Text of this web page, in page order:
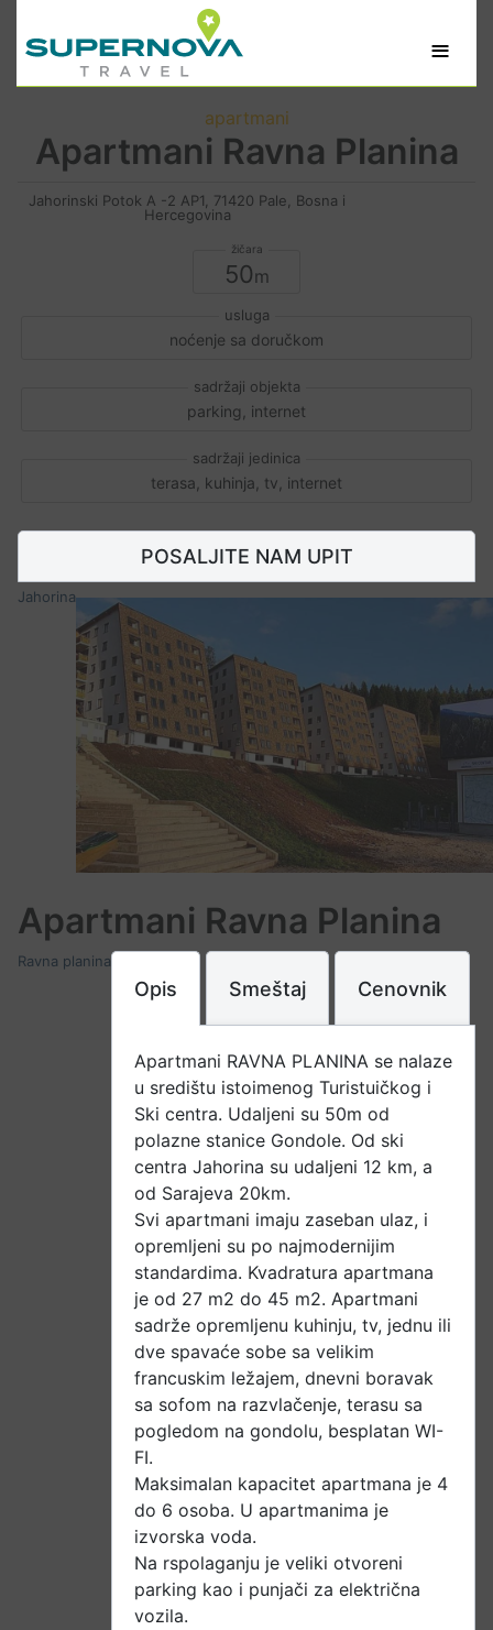
≡
apartmani
Apartmani Ravna Planina
Jahorinski Potok A -2 AP1, 71420 Pale, Bosna i
Hercegovina
50
noćenje sa doručkom
parking, internet
terasa, kuhinja, tv, internet
POSALJITE NAM UPIT
Jahorina
Apartmani Ravna Planina
Ravna planina
Opis Smeštaj Cenovnik
Apartmani RAVNA PLANINA se nalaze
u središtu istoimenog Turistuičkog i
Ski centra. Udaljeni su 50m od
polazne stanice Gondole. Od ski
centra Jahorina su udaljeni 12 km, a
od Sarajeva 20km.
Svi apartmani imaju zaseban ulaz, i
opremljeni su po najmodernijim
standardima. Kvadratura apartmana
je od 27 m2 do 45 m2. Apartmani
sadrže opremljenu kuhinju, tv, jednu ili
dve spavaće sobe sa velikim
francuskim ležajem, dnevni boravak
sa sofom na razvlačenje, terasu sa
pogledom na gondolu, besplatan WI-
FI.
Maksimalan kapacitet apartmana je 4
do 6 osoba. U apartmanima je
izvorska voda.
Na rspolaganju je veliki otvoreni
parking kao i punjači za električna
vozila.